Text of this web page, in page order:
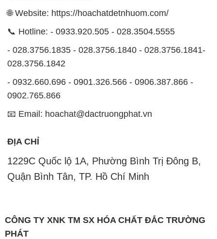
🌐 Website: https://hoachatdetnhuom.com/
📞 Hotline: - 0933.920.505 - 028.3504.5555
- 028.3756.1835 - 028.3756.1840 - 028.3756.1841-
028.3756.1842
- 0932.660.696 - 0901.326.566 - 0906.387.866 -
0902.765.866
📧 Email: hoachat@dactruongphat.vn
ĐỊA CHỈ
1229C Quốc lộ 1A, Phường Bình Trị Đông B,
Quận Bình Tân, TP. Hồ Chí Minh
CÔNG TY XNK TM SX HÓA CHẤT ĐẮC TRƯỜNG
PHÁT